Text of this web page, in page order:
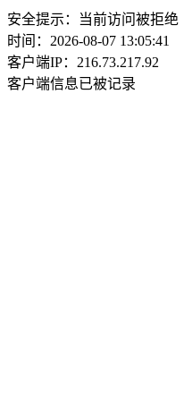
安全提示：当前访问被拒绝
时间：2026-08-07 13:05:41
客户端IP：216.73.217.92
客户端信息已被记录